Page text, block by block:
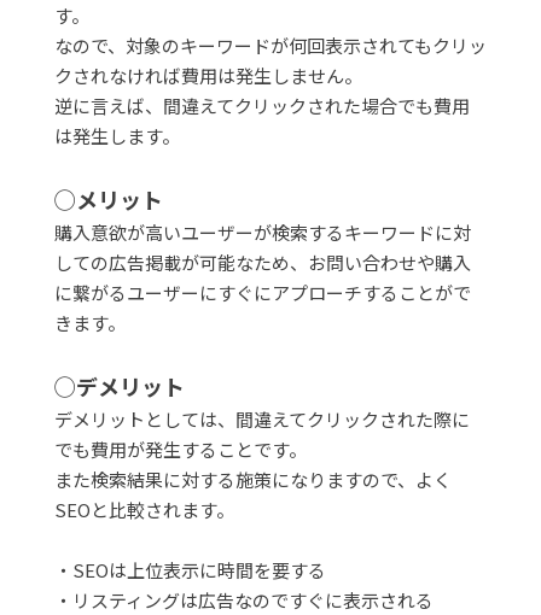
す。
なので、対象のキーワードが何回表示されてもクリッ
クされなければ費用は発生しません。
逆に言えば、間違えてクリックされた場合でも費用
は発生します。
◯メリット
購入意欲が高いユーザーが検索するキーワードに対
しての広告掲載が可能なため、お問い合わせや購入
に繋がるユーザーにすぐにアプローチすることがで
きます。
◯デメリット
デメリットとしては、間違えてクリックされた際に
でも費用が発生することです。
また検索結果に対する施策になりますので、よく
SEOと比較されます。
・SEOは上位表示に時間を要する
・リスティングは広告なのですぐに表示される